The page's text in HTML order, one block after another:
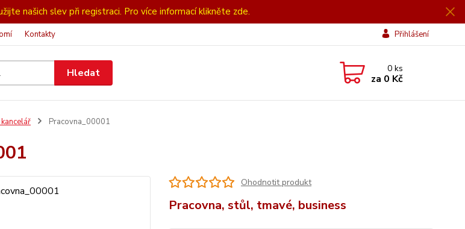
našich slev při registraci. Pro více informací klikněte zde.
Kontakty Přihlášení
Hledat 0ks
za 0 Kč
Pracovna_00001
Ohodnotit produkt
Pracovna, stůl, tmavé, business